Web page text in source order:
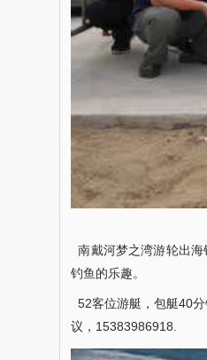
南戴河梦之湾游轮出
钓鱼的乐趣。
52客位游艇，包艇40
议，15383986918.